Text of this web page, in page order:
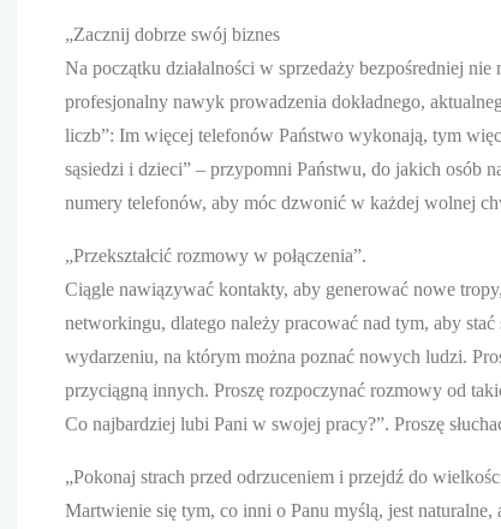
„Zacznij dobrze swój biznes
Na początku działalności w sprzedaży bezpośredniej
profesjonalny nawyk prowadzenia dokładnego,
liczb”: Im więcej telefonów Państwo wykonają, tym
sąsiedzi i dzieci” – przypomni Państwu, do jakich osób
numery telefonów, aby móc dzwonić w każdej wolnej
„Przekształcić rozmowy w połączenia”.
Ciągle nawiązywać kontakty, aby generować nowe
networkingu, dlatego należy pracować nad tym, aby
wydarzeniu, na którym można poznać nowych ludzi.
przyciągną innych. Proszę rozpoczynać rozmowy od
Co najbardziej lubi Pani w swojej pracy?”. Proszę
„Pokonaj strach przed odrzuceniem i przejdź do
Martwienie się tym, co inni o Panu myślą, jest